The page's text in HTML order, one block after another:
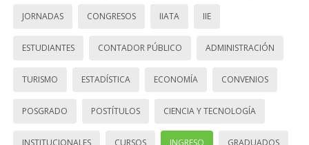
JORNADAS CONGRESOS IIATA IIE
ESTUDIANTES CONTADOR PÚBLICO ADMINISTRACIÓN
TURISMO ESTADÍSTICA ECONOMÍA CONVENIOS
POSGRADO POSTÍTULOS CIENCIA Y TECNOLOGÍA